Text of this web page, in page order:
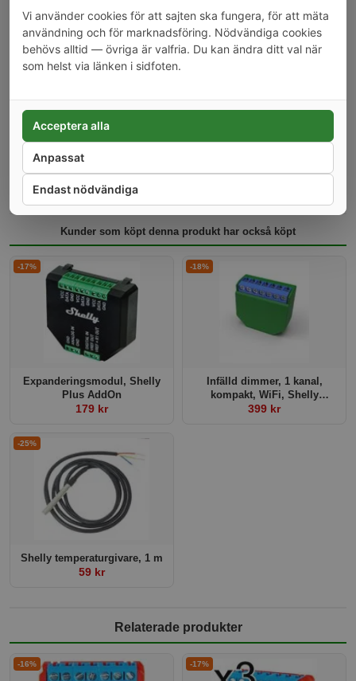
Förbrukning: < 1W
Wifi kompatibel, ingen brygga eller kontroller behövs
Bluetooth, gör det lätt och enkelt att lägga till nya enheter
Protokoll: MQTT(S), WS(S), HTTP(S)
Web-hooks: HTTP(S)
Temperatur: Upp till 40°C
Temperaturskydd (max temperaturen kan konfigureras)
Schemaläggning: Veckovis med astrour
Storlek: Kompakt, 41x36x15 mm
Kunder som köpt denna produkt har också köpt
-17%
Expanderingsmodul, Shelly
Plus AddOn
179 kr
-18%
Infälld dimmer, 1 kanal,
kompakt, WiFi, Shelly
Dimmer 2
399 kr
-25%
Shelly temperaturgivare, 1 m
59 kr
Relaterade produkter
-16% -17%
Vi använder cookies för att sajten ska fungera, för att mäta
användning och för marknadsföring. Nödvändiga cookies
behövs alltid — övriga är valfria. Du kan ändra ditt val när
som helst via länken i sidfoten.
Endast nödvändiga
Anpassat
Acceptera alla